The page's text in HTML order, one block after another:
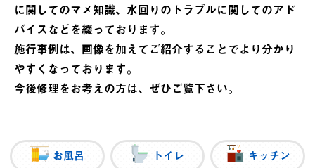
に関してのマメ知識、水回りのトラブルに関してのアド
バイスなどを綴っております。
施行事例は、画像を加えてご紹介することでより分かり
やすくなっております。
今後修理をお考えの方は、ぜひご覧下さい。
お風呂 トイレ キッチン